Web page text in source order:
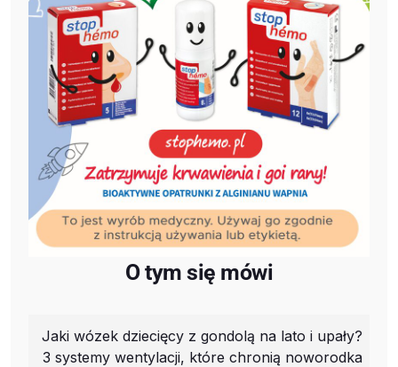
O tym się mówi
Jaki wózek dziecięcy z gondolą na lato i upały?
3 systemy wentylacji, które chronią noworodka